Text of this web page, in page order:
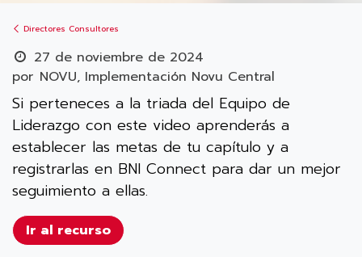
Directores Consultores
27 de noviembre de 2024
por NOVU, Implementación Novu Central
Si perteneces a la triada del Equipo de
Liderazgo con este video aprenderás a
establecer las metas de tu capítulo y a
registrarlas en BNI Connect para dar un mejor
seguimiento a ellas.
Ir al recurso